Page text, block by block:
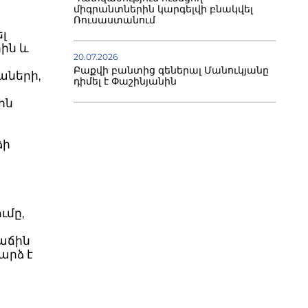
և
է
միգրանտներին կարգելվի բնակվել
Ռուսաստանում
20.07.2026
Բաքվի բանտից գեներալ Մանուկյանը
դիմել է Փաշինյանին